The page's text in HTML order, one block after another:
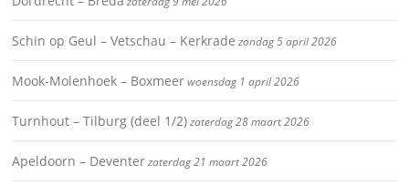
Schin op Geul – Vetschau – Kerkrade zondag 5 april 2026
Mook-Molenhoek – Boxmeerwoensdag 1 april 2026
Turnhout – Tilburg (deel 1/2)zaterdag 28 maart 2026
Apeldoorn – Deventerzaterdag 21 maart 2026